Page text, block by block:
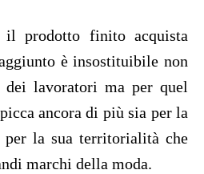
prodotto finito acquista
è insostituibile non
lavoratori ma per quel
ancora di più sia per la
per la sua territorialità che
marchi della moda.